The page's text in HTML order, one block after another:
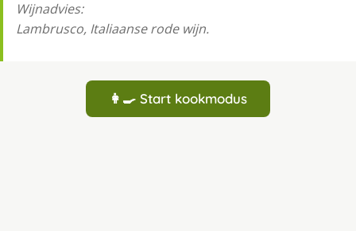
Wijnadvies:
Lambrusco, Italiaanse rode wijn.
👩‍🍳 Start kookmodus